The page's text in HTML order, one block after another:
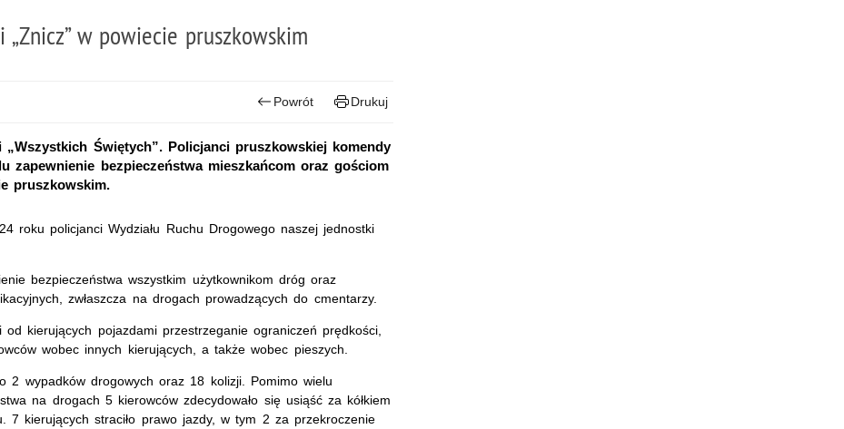
w powiecie pruszkowskim
Powrót Drukuj
Świętych”. Policjanci pruszkowskiej komendy
zapewnienie bezpieczeństwa mieszkańcom oraz gościom
pruszkowskim.
roku policjanci Wydziału Ruchu Drogowego naszej jednostki
bezpieczeństwa wszystkim użytkownikom dróg oraz
zwłaszcza na drogach prowadzących do cmentarzy.
kierujących pojazdami przestrzeganie ograniczeń prędkości,
wobec innych kierujących, a także wobec pieszych.
2 wypadków drogowych oraz 18 kolizji. Pomimo wielu
na drogach 5 kierowców zdecydowało się usiąść za kółkiem
7 kierujących straciło prawo jazdy, w tym 2 za przekroczenie